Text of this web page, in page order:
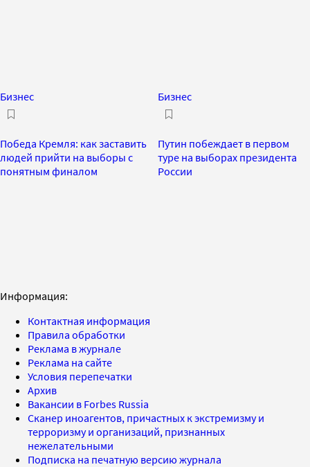
Бизнес
Победа Кремля: как заставить
людей прийти на выборы с
понятным финалом
Бизнес
Путин побеждает в первом
туре на выборах президента
России
Информация:
Контактная информация
Правила обработки
Реклама в журнале
Реклама на сайте
Условия перепечатки
Архив
Вакансии в Forbes Russia
Сканер иноагентов, причастных к экстремизму и
терроризму и организаций, признанных
нежелательными
Подписка на печатную версию журнала